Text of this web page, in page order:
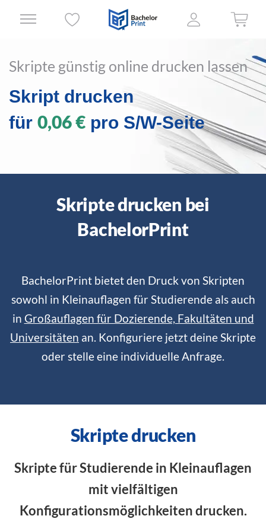
Skripte günstig online drucken lassen
Skript drucken
für 0,06 € pro S/W-Seite
Skripte drucken bei
BachelorPrint
BachelorPrint bietet den Druck von Skripten
sowohl in Kleinauflagen für Studierende als auch
in Großauflagen für Dozierende, Fakultäten und
Universitäten an. Konfiguriere jetzt deine Skripte
oder stelle eine individuelle Anfrage.
Skripte drucken
Skripte für Studierende in Kleinauflagen
mit vielfältigen
Konfigurationsmöglichkeiten drucken.